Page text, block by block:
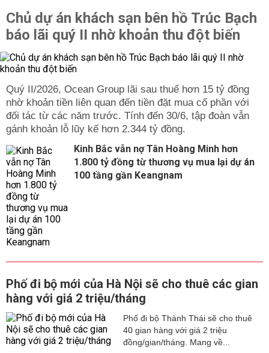
Chủ dự án khách sạn bên hồ Trúc Bạch
báo lãi quý II nhờ khoản thu đột biến
Quý II/2026, Ocean Group lãi sau thuế hơn 15 tỷ đồng
nhờ khoản tiền liên quan đến tiền đặt mua cổ phần với
đối tác từ các năm trước. Tính đến 30/6, tập đoàn vẫn
gánh khoản lỗ lũy kế hơn 2.344 tỷ đồng.
Kinh Bắc vẫn nợ Tân Hoàng Minh hơn
1.800 tỷ đồng từ thương vụ mua lại dự án
100 tầng gần Keangnam
Phố đi bộ mới của Hà Nội sẽ cho thuê các gian
hàng với giá 2 triệu/tháng
Phố đi bộ Thành Thái sẽ cho thuê
40 gian hàng với giá 2 triệu
đồng/gian/tháng. Mang về...